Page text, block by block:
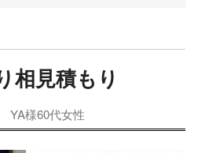
相見積もり
YA様60代女性